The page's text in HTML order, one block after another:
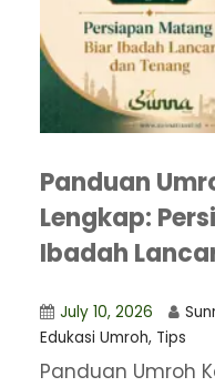
Panduan
Lengkap:
Ibadah
July 10, 2026
Edukasi Umroh, Tips
Panduan Umroh